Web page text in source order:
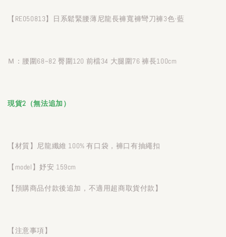
【RE050813】日系鬆緊腰薄尼龍長褲寬褲彎刀褲3色-藍
Ｍ：腰圍68~82 臀圍120 前檔34 大腿圍76 褲長100cm
現貨2（無法追加）
【材質】尼龍纖維 100% 有口袋，褲口有抽繩扣
【model】妤安 159cm
【預購商品付款後追加，不適用超商取貨付款】
【注意事項】